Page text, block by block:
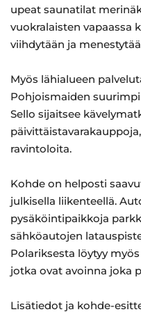
upeat saunatilat
vuokralaisten vapaassa
viihdytään ja
Myös lähialueen
Pohjoismaiden
Sello sijaitsee
ravintoloita.
Kohde on helposti
julkisella liikenteellä.
pysäköintipaikkoja
sähköautojen
Polariksesta löytyy
jotka ovat avoinna joka
Lisätiedot ja kohde-